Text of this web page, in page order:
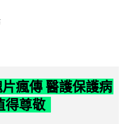
瘋傳 醫護保護病
得尊敬